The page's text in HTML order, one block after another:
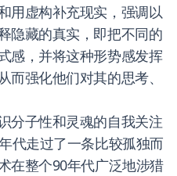
用虚构补充现实，强调以
隐藏的真实，即把不同的
感，并将这种形势感发挥
强化他们对其的思考、
分子性和灵魂的自我关注
代走过了一条比较孤独而
在整个90年代广泛地涉猎